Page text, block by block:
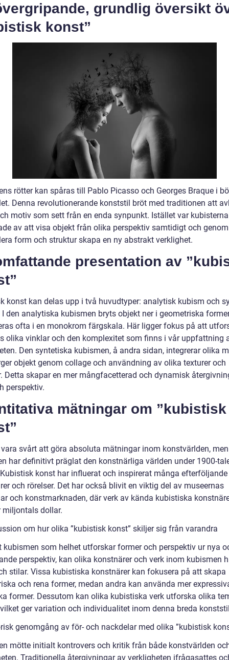
grundlig översikt
konst”
rötter kan spåras till Pablo Picasso och Georges Braque i
Denna revolutionerande konststil bröt med traditionen att
motiv som sett från en enda synpunkt. Istället var kubisterna
av att visa objekt från olika perspektiv samtidigt och
form och struktur skapa en ny abstrakt verklighet.
presentation av
konst kan delas upp i två huvudtyper: analytisk kubism och
den analytiska kubismen bryts objekt ner i geometriska
ofta i en monokrom färgskala. Här ligger fokus på att
olika vinklar och den komplexitet som finns i vår uppfattning
Den syntetiska kubismen, å andra sidan, integrerar olika
objekt genom collage och användning av olika texturer och
Detta skapar en mer mångfacetterad och dynamisk
perspektiv.
mätningar om ”kubistisk
svårt att göra absoluta mätningar inom konstvärlden, men
har definitivt präglat den konstnärliga världen under 1900-
konst har influerat och inspirerat många efterföljande
och rörelser. Det har också blivit en viktig del av museernas
och konstmarknaden, där verk av kända kubistiska
miljontals dollar.
om hur olika ”kubistisk konst” skiljer sig från varandra
kubismen som helhet utforskar former och perspektiv ur nya
perspektiv, kan olika konstnärer och verk inom kubismen
stilar. Vissa kubistiska konstnärer kan fokusera på att skapa
och rena former, medan andra kan använda mer
former. Dessutom kan olika kubistiska verk utforska olika
ger variation och individualitet inom denna breda
genomgång av för- och nackdelar med olika ”kubistisk
mötte initialt kontrovers och kritik från både konstvärlden
Traditionella återgivningar av verkligheten ifrågasattes